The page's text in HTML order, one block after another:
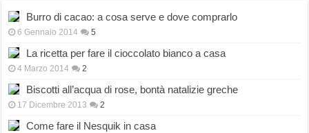
Burro di cacao: a cosa serve e dove comprarlo
6 Gennaio 2014 5
La ricetta per fare il cioccolato bianco a casa
4 Marzo 2014 2
Biscotti all’acqua di rose, bontà natalizie greche
17 Dicembre 2013 2
Come fare il Nesquik in casa